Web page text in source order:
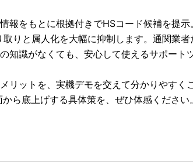
報をもとに根拠付きでHSコード候補を提示。
りと属人化を大幅に抑制します。通関業
知識がなくても、安心して使えるサポート
ットを、実機デモを交えて分かりやすく
ら底上げする具体策を、ぜひ体感ください。